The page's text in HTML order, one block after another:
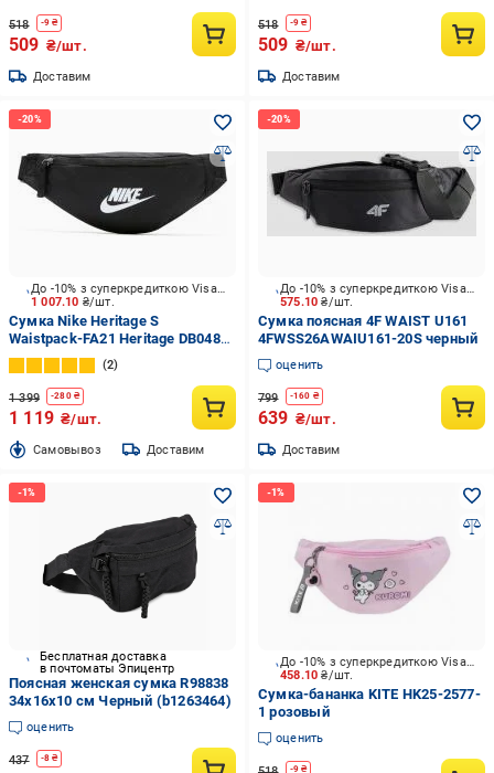
518 -9 ₴
509 ₴/шт.
Доставим
518 -9₴
509 ₴/шт.
Доставим
1 007.10 ₴/шт.
До -10% з суперкредиткою Visa Вигода
Сумка Nike Heritage S
Waistpack-FA21 Heritage DB0488-
010 черный
2
1 399 -280₴
1 119 ₴/шт.
Cамовывоз Доставим
575.10₴/шт.
До -10% з суперкредиткою Visa Вигода
Сумка поясная 4F WAIST U161
4FWSS26AWAIU161-20S черный
оценить
799 -160 ₴
639 ₴/шт.
Доставим
Бесплатная доставка
в почтоматы Эпицентр
Поясная женская сумка R98838
34х16х10 см Черный (b1263464)
оценить
437 -8 ₴
458.10₴/шт.
До -10% з суперкредиткою Visa Вигода
Сумка-бананка KITE HK25-2577-
1 розовый
оценить
-9₴